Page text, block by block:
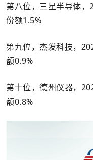
第八位，三星半导体
份额1.5%
第九位，杰发科技，
额0.9%
第十位，德州仪器，
额0.8%